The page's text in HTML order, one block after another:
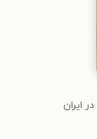
ایران